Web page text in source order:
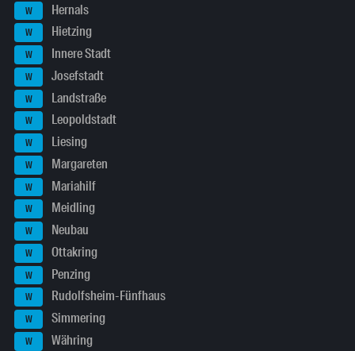
W Hernals
W Hietzing
W Innere Stadt
W Josefstadt
W Landstraße
W Leopoldstadt
W Liesing
W Margareten
W Mariahilf
W Meidling
W Neubau
W Ottakring
W Penzing
W Rudolfsheim-Fünfhaus
W Simmering
W Währing